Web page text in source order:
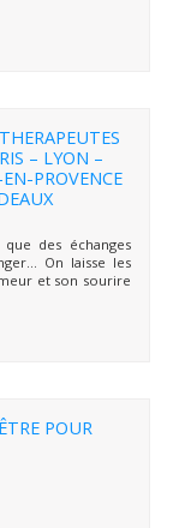
– LYON –
PROVENCE
des échanges
On laisse les
et son sourire
POUR